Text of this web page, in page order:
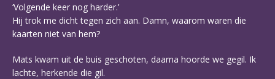
‘Volgende keer nog harder.’
Hij trok me dicht tegen zich aan. Damn, waarom waren die
kaarten niet van hem?
Mats kwam uit de buis geschoten, daarna hoorde we gegil. Ik
lachte, herkende die gil.